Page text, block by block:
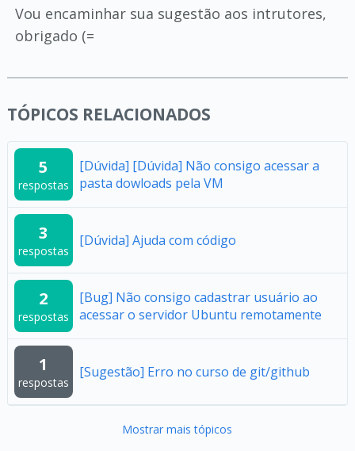
Vou encaminhar sua sugestão aos intrutores,
obrigado (=
TÓPICOS RELACIONADOS
5
respostas
[Dúvida] [Dúvida] Não consigo acessar a
pasta dowloads pela VM
3
respostas
[Dúvida] Ajuda com código
2
respostas
[Bug] Não consigo cadastrar usuário ao
acessar o servidor Ubuntu remotamente
1
respostas
[Sugestão] Erro no curso de git/github
Mostrar mais tópicos